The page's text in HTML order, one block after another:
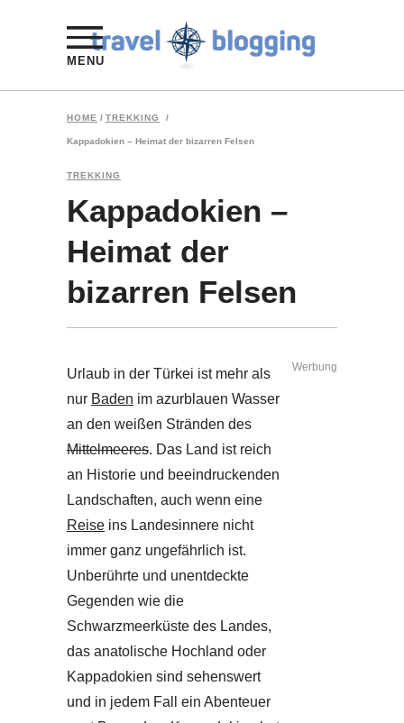
MENU
HOME / TREKKING /
Kappadokien – Heimat der bizarren Felsen
TREKKING
Kappadokien –
Heimat der
bizarren Felsen
Urlaub in der Türkei ist mehr als
nur Baden im azurblauen Wasser
an den weißen Stränden des
Mittelmeeres. Das Land ist reich
an Historie und beeindruckenden
Landschaften, auch wenn eine
Reise ins Landesinnere nicht
immer ganz ungefährlich ist.
Unberührte und unentdeckte
Gegenden wie die
Schwarzmeerküste des Landes,
das anatolische Hochland oder
Kappadokien sind sehenswert
und in jedem Fall ein Abenteuer
Werbung